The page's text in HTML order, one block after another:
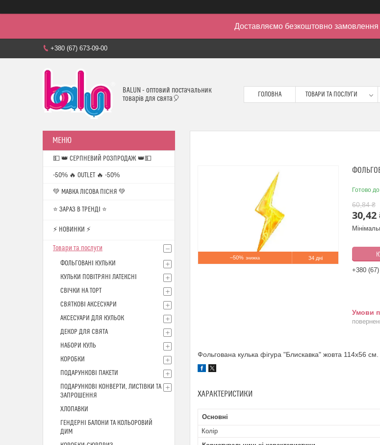
Доставляємо безкоштовно замовлення
+380 (67) 673-09-00
BALUN - оптовий постачальник
товарів для свята🎈
ГОЛОВНА ТОВАРИ ТА ПОСЛУГИ
–50% 34 дні
Готово
60,84 ₴
30,42
+380
Фольгована кулька фігура "Блискавка" жовта 114х56
ХАРАКТЕРИСТИКИ
Основні
Колір
💵 👑 СЕРПНЕВИЙ РОЗПРОДАЖ 👑💵
-50% 🔥 OUTLET 🔥 -50%
💚 МАВКА ЛІСОВА ПІСНЯ 💚
⭐️ ЗАРАЗ В ТРЕНДІ ⭐️
⚡ НОВИНКИ ⚡
Товари та послуги
ФОЛЬГОВАНІ КУЛЬКИ
КУЛЬКИ ПОВІТРЯНІ ЛАТЕКСНІ
СВІЧКИ НА ТОРТ
СВЯТКОВІ АКСЕСУАРИ
АКСЕСУАРИ ДЛЯ КУЛЬОК
ДЕКОР ДЛЯ СВЯТА
НАБОРИ КУЛЬ
КОРОБКИ
ПОДАРУНКОВІ ПАКЕТИ
ПОДАРУНКОВІ КОНВЕРТИ, ЛИСТІВКИ ТА
ЗАПРОШЕННЯ
ХЛОПАВКИ
ГЕНДЕРНІ БАЛОНИ ТА КОЛЬОРОВИЙ
ДИМ